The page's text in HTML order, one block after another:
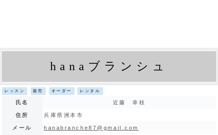
hanaブランシュ
レッスン 販売 オーダー レンタル
氏名 近藤 幸枝
住所 兵庫県洲本市
メール hanabranche87@gmail.com